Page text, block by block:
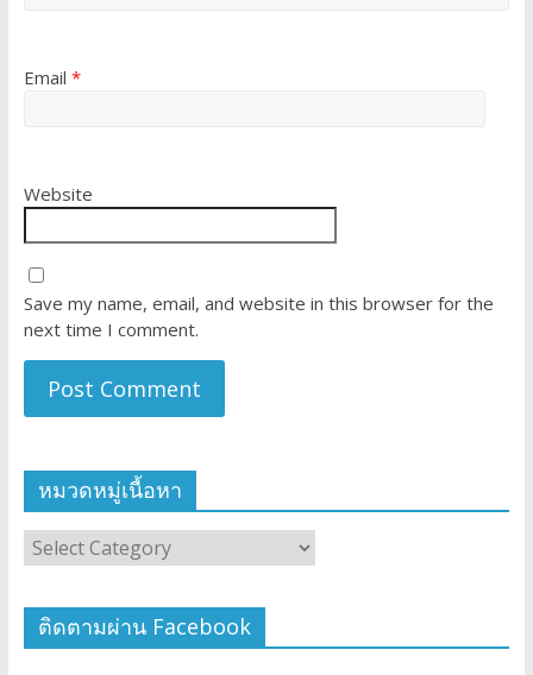
Email *
Website
Save my name, email, and website in this browser for the
next time I comment.
หมวดหมู่เนื้อหา
ติดตามผ่าน Facebook